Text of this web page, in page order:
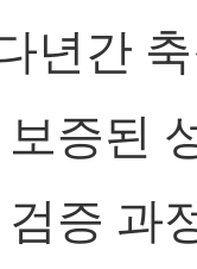
년간
증된
증 과